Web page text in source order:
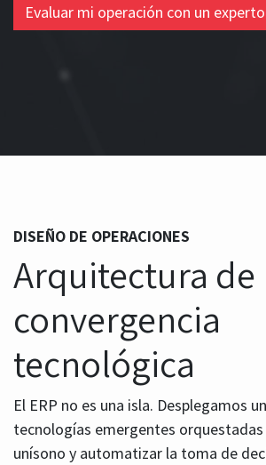
Evaluar mi operación con un experto
DISEÑO DE OPERACIONES
Arquitectura de
convergencia
tecnológica
El ERP no es una isla. Desplegamos
tecnologías emergentes
unísono y automatizar la toma de